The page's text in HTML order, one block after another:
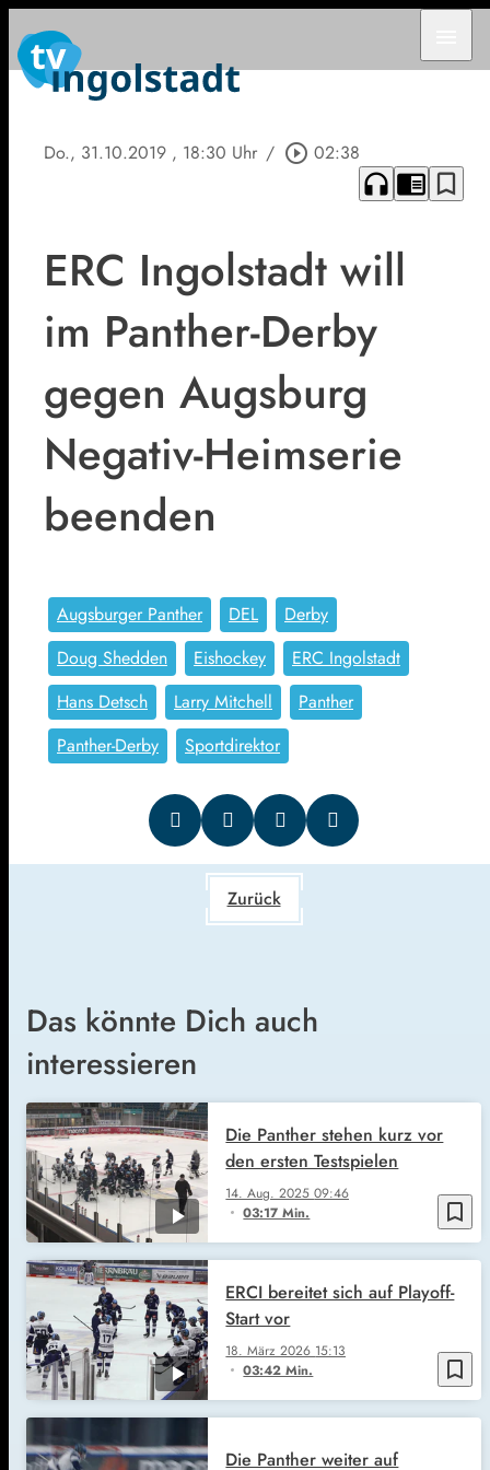
Do., 31.10.2019 , 18:30 Uhr / play_circle_outline 02:38
headphones chrome_reader_mode bookmark_border
ERC Ingolstadt will
im Panther-Derby
gegen Augsburg
Negativ-Heimserie
beenden
Augsburger Panther DEL
Derby
Doug Shedden
Eishockey
ERC Ingolstadt
Hans Detsch
Larry Mitchell
Panther
Panther-Derby
Sportdirektor
Zurück
Das könnte Dich auch
interessieren
bookmark_border
14. Aug. 202509:46
03:17 Min.
Die Panther stehen kurz vor
den ersten Testspielen
bookmark_border
18. März 2026 15:13
03:42 Min.
ERCI bereitet sich auf Playoff-
Start vor
Die Panther weiter auf